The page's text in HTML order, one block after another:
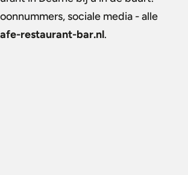
sociale media - alle
restaurant-bar.nl.